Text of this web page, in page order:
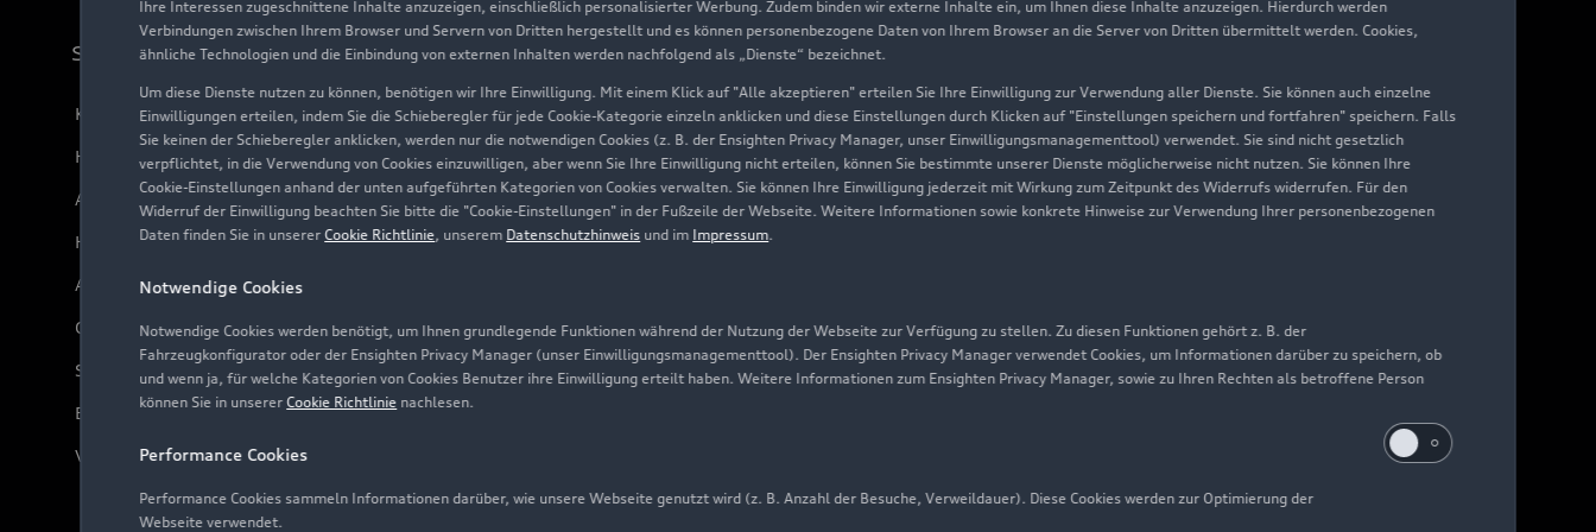
Ihre Interessen zugeschnittene Inhalte anzuzeigen, einschließlich personalisierter Werbung. Zudem binden wir externe Inhalte ein, um Ihnen diese Inhalte anzuzeigen. Hierdurch werden
Verbindungen zwischen Ihrem Browser und Servern von Dritten hergestellt und es können personenbezogene Daten von Ihrem Browser an die Server von Dritten übermittelt werden. Cookies,
ähnliche Technologien und die Einbindung von externen Inhalten werden nachfolgend als „Dienste“ bezeichnet.
Um diese Dienste nutzen zu können, benötigen wir Ihre Einwilligung. Mit einem Klick auf "Alle akzeptieren" erteilen Sie Ihre Einwilligung zur Verwendung aller Dienste. Sie können auch einzelne
Einwilligungen erteilen, indem Sie die Schieberegler für jede Cookie-Kategorie einzeln anklicken und diese Einstellungen durch Klicken auf "Einstellungen speichern und fortfahren" speichern. Falls
Sie keinen der Schieberegler anklicken, werden nur die notwendigen Cookies (z. B. der Ensighten Privacy Manager, unser Einwilligungsmanagementtool) verwendet. Sie sind nicht gesetzlich
verpflichtet, in die Verwendung von Cookies einzuwilligen, aber wenn Sie Ihre Einwilligung nicht erteilen, können Sie bestimmte unserer Dienste möglicherweise nicht nutzen. Sie können Ihre
Cookie-Einstellungen anhand der unten aufgeführten Kategorien von Cookies verwalten. Sie können Ihre Einwilligung jederzeit mit Wirkung zum Zeitpunkt des Widerrufs widerrufen. Für den
Widerruf der Einwilligung beachten Sie bitte die "Cookie-Einstellungen" in der Fußzeile der Webseite. Weitere Informationen sowie konkrete Hinweise zur Verwendung Ihrer personenbezogenen
Daten finden Sie in unsererCookie Richtlinie, unserem Datenschutzhinweis und im Impressum.
Notwendige Cookies
Notwendige Cookies werden benötigt, um Ihnen grundlegende Funktionen während der Nutzung der Webseite zur Verfügung zu stellen. Zu diesen Funktionen gehört z. B. der
Fahrzeugkonfigurator oder der Ensighten Privacy Manager (unser Einwilligungsmanagementtool). Der Ensighten Privacy Manager verwendet Cookies, um Informationen darüber zu speichern, ob
und wenn ja, für welche Kategorien von Cookies Benutzer ihre Einwilligung erteilt haben. Weitere Informationen zum Ensighten Privacy Manager, sowie zu Ihren Rechten als betroffene Person
können Sie in unsererCookie Richtlinie nachlesen.
Performance Cookies
Performance Cookies sammeln Informationen darüber, wie unsere Webseite genutzt wird (z. B. Anzahl der Besuche, Verweildauer). Diese Cookies werden zur Optimierung der
Webseite verwendet.
Support
Kundenservice
Händlersuche
Audi Code
Häufige Fragen (FAQ)
Audi Online Beratung
Online-Terminvereinbarung
Servicekontakt
Bordbuch & Bedienungsanleitungen
Verträge kündigen
Über Audi
Unternehmen
Karriere
Investor Relations
Presse & Media Center
Audi erleben
Newsletter